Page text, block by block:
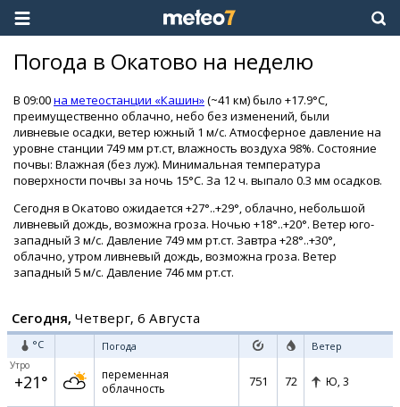
Погода в Окатово на неделю
В 09:00на метеостанции «Кашин»(~41 км) было +17.9°C,
преимущественно облачно, небо без изменений, были
ливневые осадки, ветер южный 1 м/с. Атмосферное давление на
уровне станции 749 мм рт.ст, влажность воздуха 98%. Состояние
почвы: Влажная (без луж). Минимальная температура
поверхности почвы за ночь 15°C. За 12 ч. выпало 0.3 мм осадков.
Сегодня в Окатово ожидается +27°..+29°, облачно, небольшой
ливневый дождь, возможна гроза. Ночью +18°..+20°. Ветер юго-
западный 3 м/с. Давление 749 мм рт.ст. Завтра +28°..+30°,
облачно, утром ливневый дождь, возможна гроза. Ветер
западный 5 м/с. Давление 746 мм рт.ст.
Сегодня, Четверг, 6 Августа
°C Погода Ветер
Утро
+21°
переменная
облачность
751 72 Ю, 3